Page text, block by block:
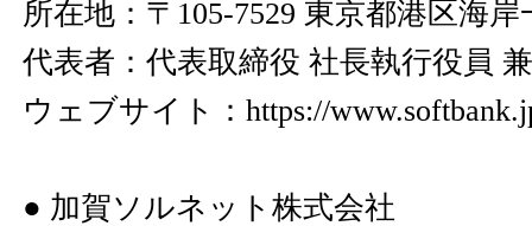
所在地：〒105-7529 東京都港区海岸
代表者：代表取締役 社長執行役員
ウェブサイト： https://
● 加賀ソルネット株式会社